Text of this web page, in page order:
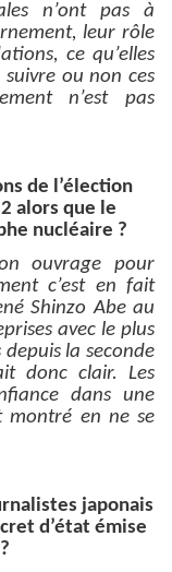
n’ont pas à
leur rôle
ce qu’elles
ou non ces
n’est pas
de l’élection
alors que le
nucléaire ?
ouvrage pour
c’est en fait
Shinzo Abe au
avec le plus
la seconde
donc clair. Les
dans une
montré en ne se
japonais
d’état émise